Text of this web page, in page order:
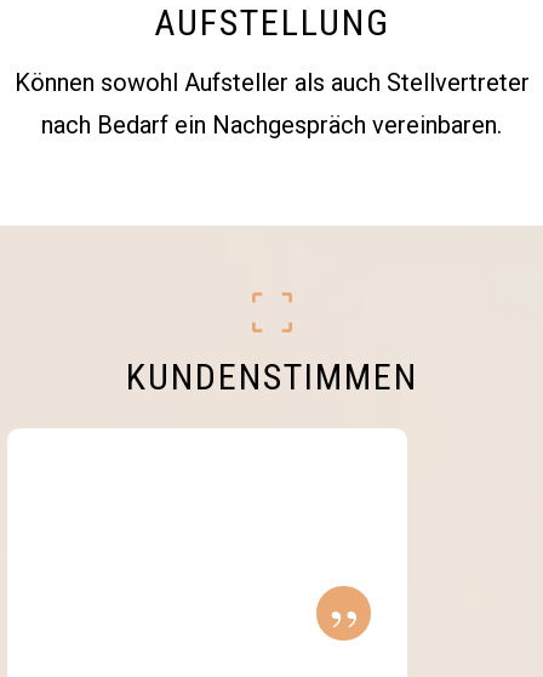
AUFSTELLUNG
Können sowohl Aufsteller als auch Stellvertreter
nach Bedarf ein Nachgespräch vereinbaren.
KUNDENSTIMMEN
”